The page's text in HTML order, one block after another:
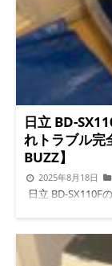
ます。特に 10
の強い開閉 勢い
ワイヤーに大き
と閉める」こと
でパッキン清掃
ると外れやすく
イヤーを傷める
る膨張 長期間清
が膨張します。
り、水漏れにつ
シ強く押し付け
⚠ 清掃時は 柔ら
す。 外れたとき
で洗濯を続ける
が高まります。
日立 BD-
れトラブル完
BUZZ】
2025年8月18日
日立 BD-SX110F
相談が、ドアパ
パッキンワイヤ